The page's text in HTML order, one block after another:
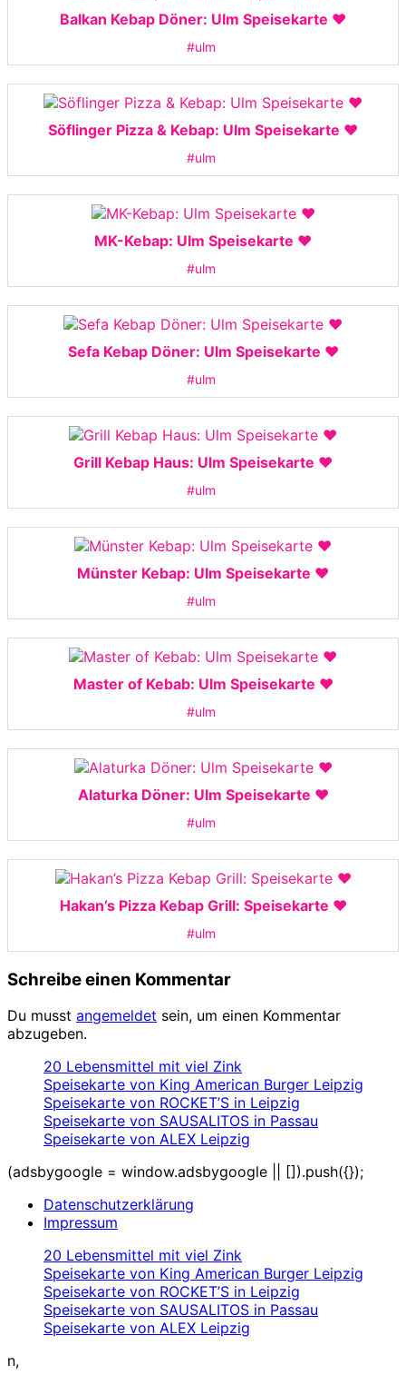
Balkan Kebap Döner: Ulm Speisekarte ❤️
#ulm
Söflinger Pizza & Kebap: Ulm Speisekarte ❤️
#ulm
MK-Kebap: Ulm Speisekarte ❤️
#ulm
Sefa Kebap Döner: Ulm Speisekarte ❤️
#ulm
Grill Kebap Haus: Ulm Speisekarte ❤️
#ulm
Münster Kebap: Ulm Speisekarte ❤️
#ulm
Master of Kebab: Ulm Speisekarte ❤️
#ulm
Alaturka Döner: Ulm Speisekarte ❤️
#ulm
Hakan’s Pizza Kebap Grill: Speisekarte ❤️
#ulm
Schreibe einen Kommentar
Du musst angemeldet sein, um einen Kommentar
abzugeben.
20 Lebensmittel mit viel Zink
Speisekarte von King American Burger Leipzig
Speisekarte von ROCKET’S in Leipzig
Speisekarte von SAUSALITOS in Passau
Speisekarte von ALEX Leipzig
(adsbygoogle = window.adsbygoogle || []).push({});
Datenschutzerklärung
Impressum
20 Lebensmittel mit viel Zink
Speisekarte von King American Burger Leipzig
Speisekarte von ROCKET’S in Leipzig
Speisekarte von SAUSALITOS in Passau
Speisekarte von ALEX Leipzig
n,